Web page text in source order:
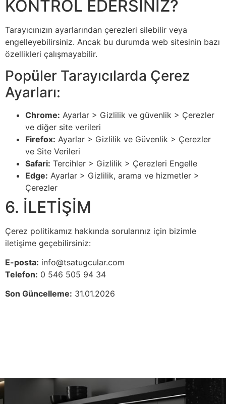
KONTROL EDERSİNİZ?
Tarayıcınızın ayarlarından çerezleri silebilir veya
engelleyebilirsiniz. Ancak bu durumda web sitesinin bazı
özellikleri çalışmayabilir.
Popüler Tarayıcılarda Çerez
Ayarları:
Chrome: Ayarlar > Gizlilik ve güvenlik > Çerezler
ve diğer site verileri
Firefox: Ayarlar > Gizlilik ve Güvenlik > Çerezler
ve Site Verileri
Safari: Tercihler > Gizlilik > Çerezleri Engelle
Edge: Ayarlar > Gizlilik, arama ve hizmetler >
Çerezler
6. İLETİŞİM
Çerez politikamız hakkında sorularınız için bizimle
iletişime geçebilirsiniz:
E-posta: info@tsatugcular.com
Telefon: 0 546 505 94 34
Son Güncelleme: 31.01.2026